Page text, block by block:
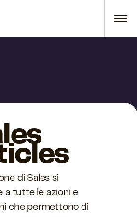
di Sales si
a tutte le azioni e
che permettono di